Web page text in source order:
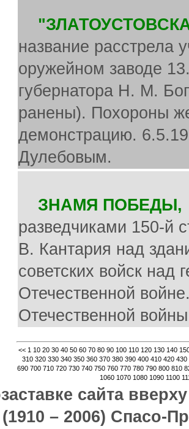
название расстрела
оружейном заводе
губернатора Н. М.
ранены). Похороны
демонстрацию.
Дулебовым.
ЗНАМЯ ПОБЕДЫ,
разведчиками 150-й
В. Кантария над
советских войск над
Отечественной
Отечественной
<< 1 10 20 30 40 50 60 70 80 90 100 110 120 130 140
310 320 330 340 350 360 370 380 390 400 410 420 430
690 700 710 720 730 740 750 760 770 780 790 800 810
1060 1070 1080 1090 1100
сайта
– 2006) Спасо-